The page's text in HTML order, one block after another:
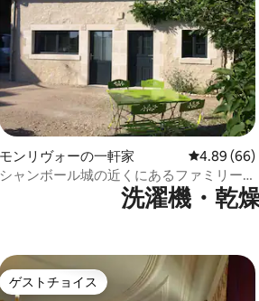
、5つ星中4.8つ星の平均評価
モンリヴォーの一軒家 レビュー
4.89 (66)
シャンボール城の近くにあるファミリー
洗濯機・乾
ゲストチョイス
ゲストチョイス